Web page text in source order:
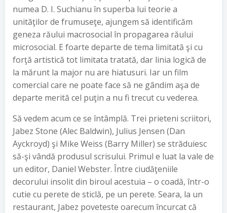
numea D. I. Suchianu în superba lui teorie a
unităţilor de frumuseţe, ajungem să identificăm
geneza răului macrosocial în propagarea răului
microsocial. E foarte departe de tema limitată şi cu
forţă artistică tot limitata tratată, dar linia logică de
la mărunt la major nu are hiatusuri. Iar un film
comercial care ne poate face să ne gândim aşa de
departe merită cel puţin a nu fi trecut cu vederea.
Să vedem acum ce se întâmplă. Trei prieteni scriitori,
Jabez Stone (Alec Baldwin), Julius Jensen (Dan
Ayckroyd) şi Mike Weiss (Barry Miller) se străduiesc
să-şi vândă produsul scrisului. Primul e luat la vale de
un editor, Daniel Webster. Între ciudăţeniile
decorului insolit din biroul acestuia – o coadă, într-o
cutie cu perete de sticlă, pe un perete. Seara, la un
restaurant, Jabez poveteste oarecum încurcat că